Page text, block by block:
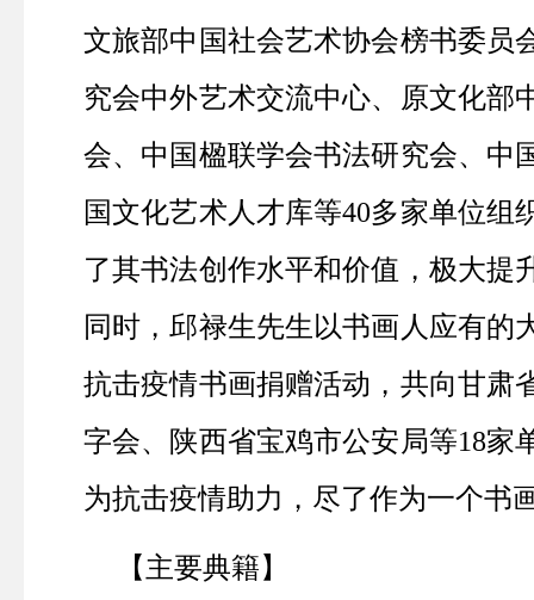
文旅部中国社会艺术协会榜书委员
究会中外艺术交流中心、原文化部
会、中国楹联学会书法研究会、中
国文化艺术人才库等40多家单位组
了其书法创作水平和价值，极大提
同时，邱禄生先生以书画人应有的
抗击疫情书画捐赠活动，共向甘肃
字会、陕西省宝鸡市公安局等18家
为抗击疫情助力，尽了作为一个书
【主要典籍】